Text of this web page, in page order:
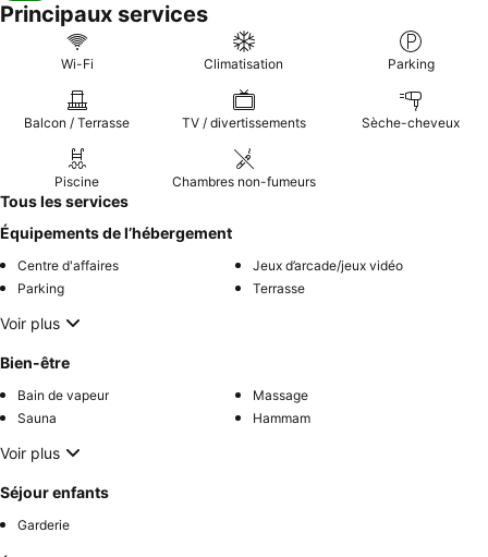
Principaux services
Wi-Fi Climatisation Parking
Balcon / Terrasse TV / divertissements Sèche-cheveux
Piscine Chambres non-fumeurs
Tous les services
Équipements de l’hébergement
Centre d'affaires
Jeux d’arcade/jeux vidéo
Parking
Terrasse
Voir plus
Bien-être
Bain de vapeur
Massage
Sauna
Hammam
Voir plus
Séjour enfants
Garderie